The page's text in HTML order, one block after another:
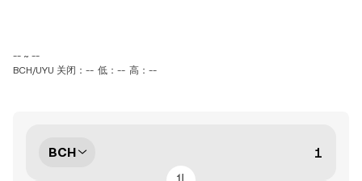
-- ~ --
BCH/UYU 关闭：-- 低：-- 高：--
BCH